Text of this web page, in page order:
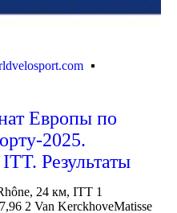
Европы по
2025.
Результаты
24 км, ITT 1
2 Van KerckhoveMatisse